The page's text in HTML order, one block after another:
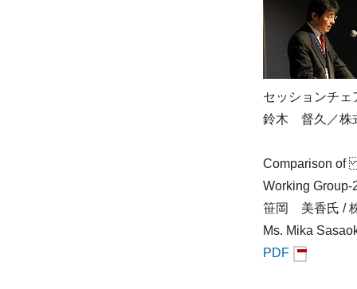
セッションチ
鈴木 督久／株
Comparison of
Working
笹岡 美香氏 /
Ms. Mika
PDF